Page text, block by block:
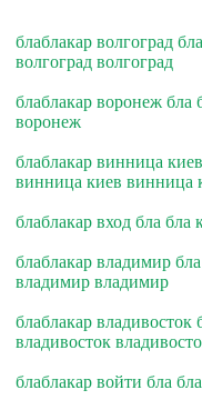
блаблакар волгоград
волгоград волгоград
блаблакар воронеж
воронеж
блаблакар винница
винница киев винница
блаблакар вход бла бла
блаблакар владимир
владимир владимир
блаблакар владивосток
владивосток
блаблакар войти бла